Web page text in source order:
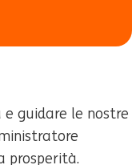
guidare le nostre
prosperità.